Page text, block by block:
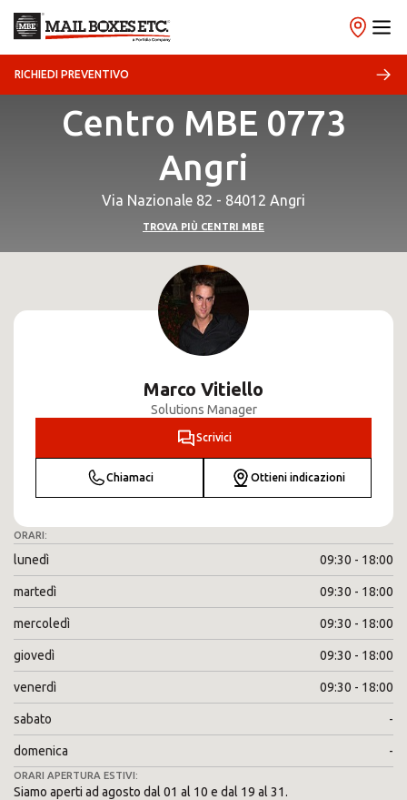
RICHIEDI PREVENTIVO
Centro MBE 0773
Angri
Via Nazionale 82 - 84012 Angri
TROVA PIÙ CENTRI MBE
Marco Vitiello
Solutions Manager
Scrivici
Chiamaci Ottieni indicazioni
ORARI:
lunedì 09:30 - 18:00
martedì 09:30 - 18:00
mercoledì 09:30 - 18:00
giovedì 09:30 - 18:00
venerdì 09:30 - 18:00
sabato -
domenica -
ORARI APERTURA ESTIVI:
Siamo aperti ad agosto dal 01 al 10 e dal 19 al 31.